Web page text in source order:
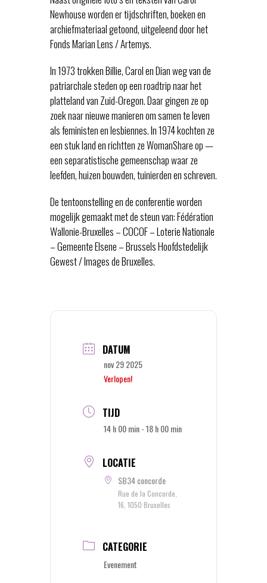
Newhouse worden er tijdschriften, boeken en
archiefmateriaal getoond, uitgeleend door het
Fonds Marian Lens / Artemys.
In 1973 trokken Billie, Carol en Dian weg van de
patriarchale steden op een roadtrip naar het
platteland van Zuid-Oregon. Daar gingen ze op
zoek naar nieuwe manieren om samen te leven
als feministen en lesbiennes. In 1974 kochten ze
een stuk land en richtten ze WomanShare op —
een separatistische gemeenschap waar ze
leefden, huizen bouwden, tuinierden en schreven.
De tentoonstelling en de conferentie worden
mogelijk gemaakt met de steun van: Fédération
Wallonie-Bruxelles – COCOF – Loterie Nationale
– Gemeente Elsene – Brussels Hoofdstedelijk
Gewest / Images de Bruxelles.
DATUM
nov 29 2025
Verlopen!
TIJD
14 h 00 min - 18 h 00 min
LOCATIE
SB34 concorde
Rue de la Concorde,
16, 1050 Bruxelles
CATEGORIE
Evenement